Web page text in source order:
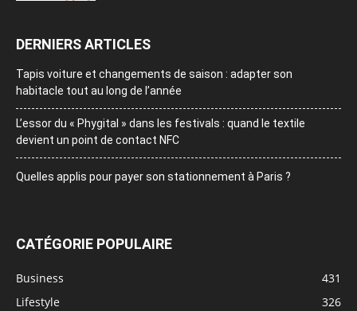
DERNIERS ARTICLES
Tapis voiture et changements de saison : adapter son
habitacle tout au long de l’année
L’essor du « Phygital » dans les festivals : quand le textile
devient un point de contact NFC
Quelles applis pour payer son stationnement à Paris ?
CATÉGORIE POPULAIRE
Business
431
Lifestyle
326